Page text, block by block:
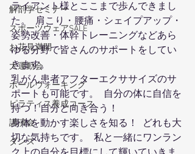
解剖学セミナー
スポーツウェアSALE
お花見満開
大運動会
ポールウォーキング
ピラティス養成コース
講演会
ダンス
ライアント様とここまで歩んできまし
た。  肩こり・腰痛・シェイプアップ・
姿勢改善・体幹トレーニングなどあら
ゆる分野で皆さんのサポートをしてい
きます。
乳がん患者アフターエクササイズのサ
ポートも可能です。  自分の体に自信を
持つ！自分と向き合う！
身体を動かす楽しさを知る！  どれも大
切な気持ちです。  私と一緒にワンラン